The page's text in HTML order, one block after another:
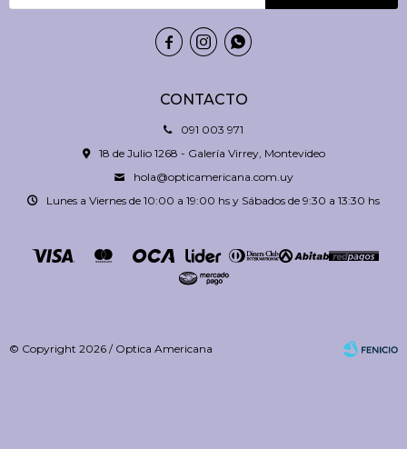
CONTACTO
091 003 971
18 de Julio 1268 - Galería Virrey, Montevideo
hola@opticamericana.com.uy
Lunes a Viernes de 10:00 a 19:00 hs y Sábados de 9:30 a 13:30 hs
  
© Copyright 2026 / Optica Americana